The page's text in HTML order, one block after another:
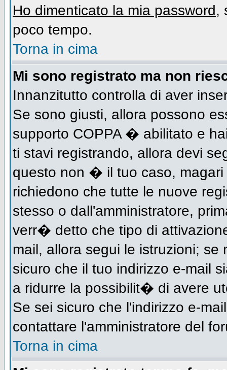
Ho dimenticato la mia password,
poco tempo.
Torna in cima
Mi sono registrato ma non
Innanzitutto controlla di aver
Se sono giusti, allora possono
supporto COPPA � abilitato e
ti stavi registrando, allora devi
questo non � il tuo caso,
richiedono che tutte le nuove
stesso o dall'amministratore,
verr� detto che tipo di
mail, allora segui le istruzioni;
sicuro che il tuo indirizzo e-mail
a ridurre la possibilit� di avere
Se sei sicuro che l'indirizzo e-
contattare l'amministratore del
Torna in cima